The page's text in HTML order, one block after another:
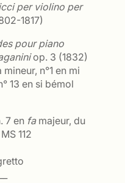
per violino per
1817)
pour piano
op. 3 (1832)
mineur, n°1 en mi
13 en si bémol
7 en famajeur, du
112